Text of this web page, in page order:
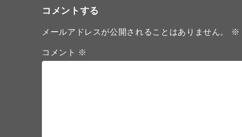
コメントする
メールアドレスが公開されることはありません。 ※
コメント ※